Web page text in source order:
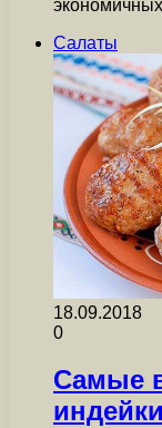
Салаты
18.09.2018
0
Самые
индейки